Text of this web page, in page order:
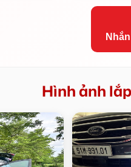
Hình ảnh